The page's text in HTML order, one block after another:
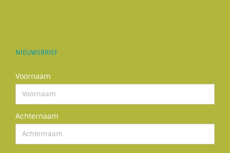
NIEUWSBRIEF
Voornaam
Achternaam